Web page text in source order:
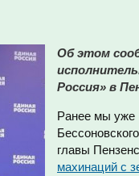
Об этом
Россия» в
Ранее мы уже
главы
махинаций с